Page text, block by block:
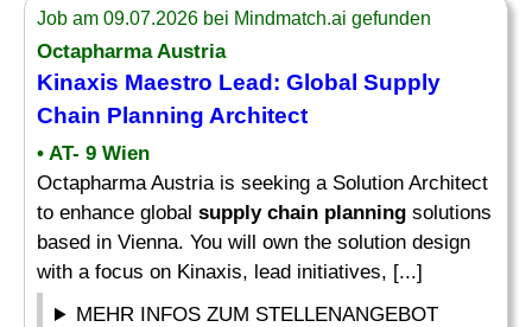
Job am 09.07.2026 bei Mindmatch.ai gefunden
Octapharma Austria
Kinaxis Maestro Lead: Global Supply
Chain Planning Architect
• AT- 9 Wien
Octapharma Austria is seeking a Solution Architect
to enhance global supply chain planning solutions
based in Vienna. You will own the solution design
with a focus on Kinaxis, lead initiatives, [...]
MEHR INFOS ZUM STELLENANGEBOT